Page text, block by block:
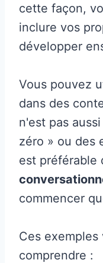
cette façon,
inclure vos
développer
Vous pouvez
dans des
n'est pas
zéro » ou des
est préférable
commencer
Ces
comprendre :